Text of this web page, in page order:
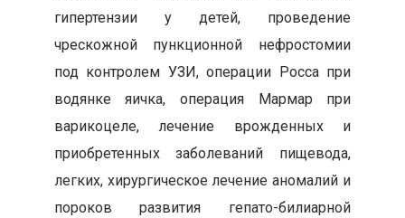
гипертензии у детей, проведение
чрескожной пункционной нефростомии
под контролем УЗИ, операции Росса при
водянке яичка, операция Мармар при
варикоцеле, лечение врожденных и
приобретенных заболеваний пищевода,
легких, хирургическое лечение аномалий и
пороков развития гепато-билиарной